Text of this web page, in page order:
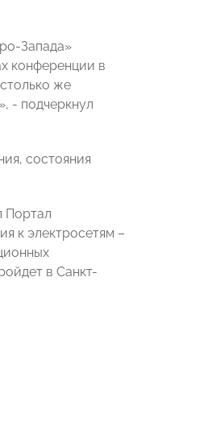
Запада»
конференции в
же
- подчеркнул
состояния
Портал
к электросетям –
в Санкт-